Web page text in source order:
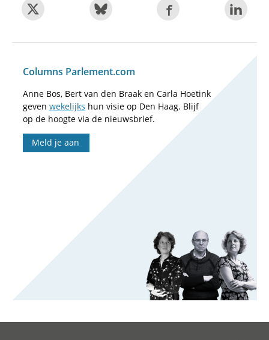
Columns Parlement.com
Anne Bos, Bert van den Braak en Carla Hoetink
geven wekelijks hun visie op Den Haag. Blijf
op de hoogte via de nieuwsbrief.
Meld je aan